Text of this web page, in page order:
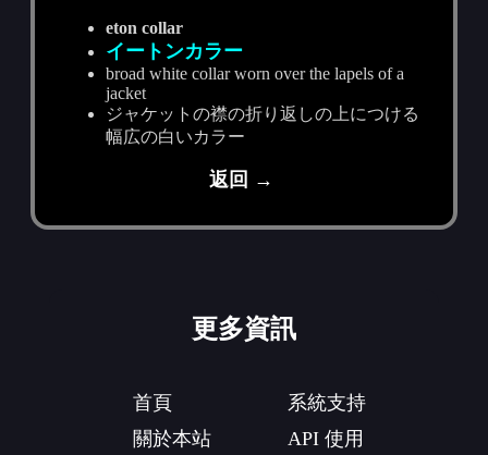
eton collar
イートンカラー
broad white collar worn over the lapels of a
jacket
ジャケットの襟の折り返しの上につける
幅広の白いカラー
返回 →
更多資訊
首頁
關於本站
系統支持
API 使用